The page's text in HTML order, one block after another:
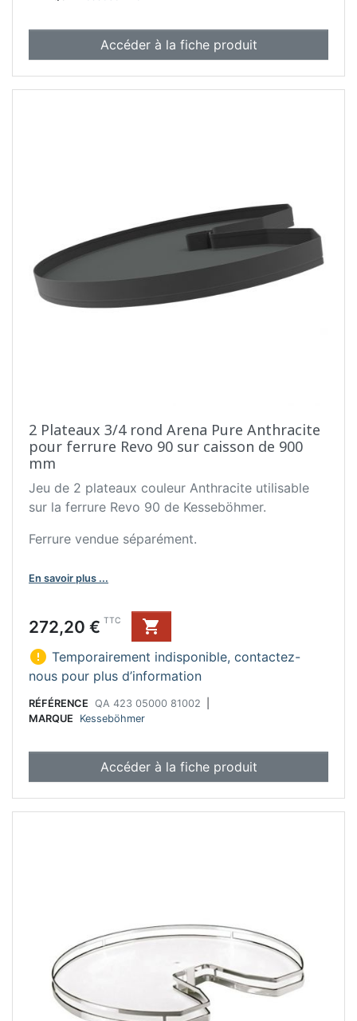
Accéder à la fiche produit
2 Plateaux 3/4 rond Arena Pure Anthracite
pour ferrure Revo 90 sur caisson de 900
mm
Jeu de 2 plateaux couleur Anthracite utilisable
sur la ferrure Revo 90 de Kesseböhmer.
Ferrure vendue séparément.
En savoir plus ...
Prix
272,20 € TTC

 Temporairement indisponible, contactez-
nous pour plus d’information
RÉFÉRENCE QA 423 05000 81002
MARQUE
Kesseböhmer
Accéder à la fiche produit